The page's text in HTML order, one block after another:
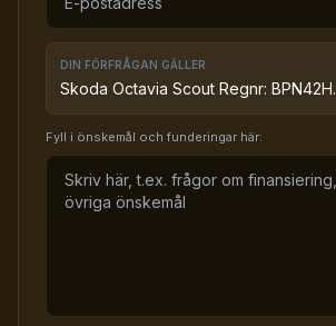
DIN FÖRFRÅGAN GÄLLER
Skoda Octavia Scout Regnr: BPN42H.
Fyll i önskemål och funderingar här: